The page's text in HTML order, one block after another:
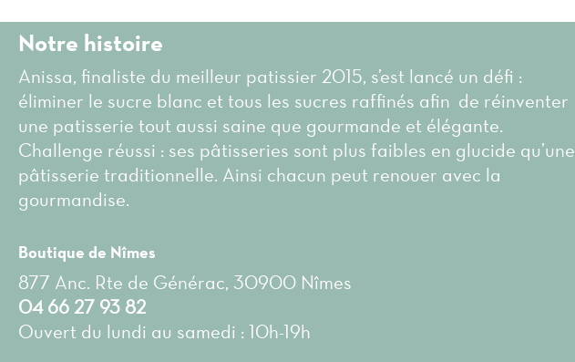
Notre histoire
Anissa, finaliste du meilleur patissier 2015, s’est lancé un défi :
éliminer le sucre blanc et tous les sucres raffinés afin de réinventer
une patisserie tout aussi saine que gourmande et élégante.
Challenge réussi : ses pâtisseries sont plus faibles en glucide qu’une
pâtisserie traditionnelle. Ainsi chacun peut renouer avec la
gourmandise.
Boutique de Nîmes
877 Anc. Rte de Générac, 30900 Nîmes
04 66 27 93 82
Ouvert du lundi au samedi : 10h-19h